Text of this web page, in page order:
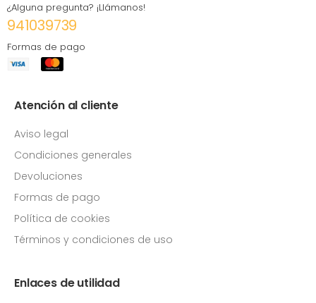
¿Alguna pregunta? ¡Llámanos!
941039739
Formas de pago
Atención al cliente
Aviso legal
Condiciones generales
Devoluciones
Formas de pago
Política de cookies
Términos y condiciones de uso
Enlaces de utilidad